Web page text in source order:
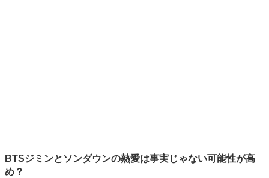
BTSジミンとソンダウンの熱愛は事実じゃない可能性が高
め？